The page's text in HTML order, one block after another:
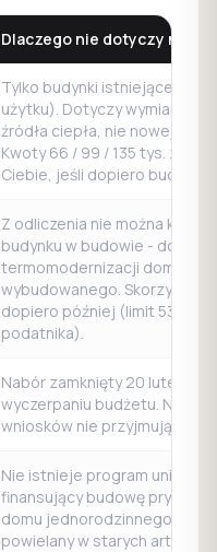
Dlaczego nie dotyczy
Tylko budynki istniejące
użytku). Dotyczy wymiany
źródła ciepła, nie nowej
Kwoty 66 / 99 / 135 tys. zł -
Ciebie, jeśli dopiero
Z odliczenia nie można
budynku w budowie - dotyczy
termomodernizacji domu już
wybudowanego. Skorzystasz
dopiero później (limit 53 000
podatnika).
Nabór zamknięty 20 lutego
wyczerpaniu budżetu.
wniosków nie przyjmują.
Nie istnieje program unijny
finansujący budowę
domu jednorodzinnego. To
powielany w starych